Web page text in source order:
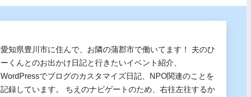
愛知県豊川市に住んで、お隣の蒲郡市で働いてます！ 夫のひ
ーくんとのお出かけ日記と行きたいイベント紹介、
WordPressでブログのカスタマイズ日記、NPO関連のことを
記録しています。 ちえのナビゲートのため、右往左往するか